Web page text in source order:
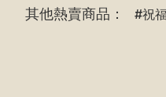
其他熱賣商品： 祝